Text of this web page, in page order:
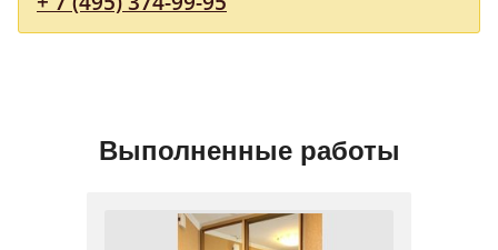
Выполненные работы